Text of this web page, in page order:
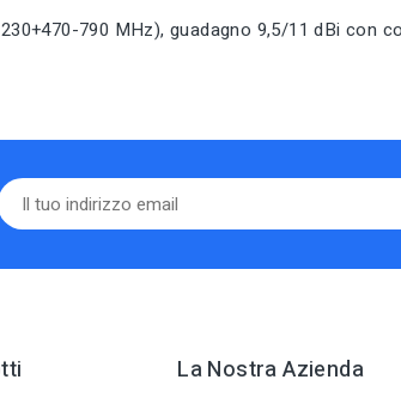
790 MHz), guadagno 9,5/11 dBi con
La Nostra Azienda